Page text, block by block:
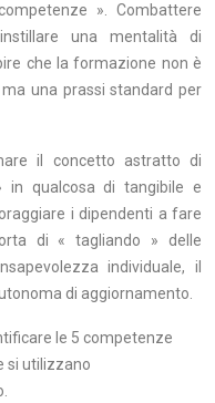
». Combattere
una mentalità di
che la formazione non è
una prassi standard per
il concetto astratto di
in qualcosa di tangibile e
i dipendenti a fare
di « tagliando » delle
individuale, il
di aggiornamento.
le 5 competenze
si utilizzano